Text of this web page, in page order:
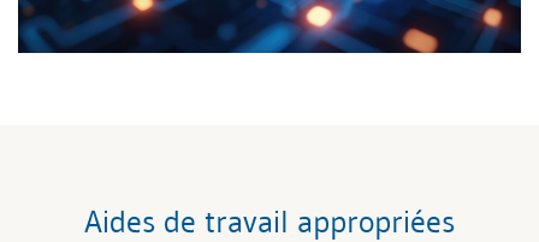
Aides de travail appropriées